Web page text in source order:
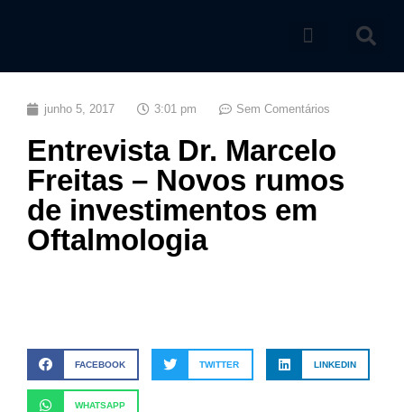
junho 5, 2017 3:01 pm Sem Comentários
Entrevista Dr. Marcelo
Freitas – Novos rumos
de investimentos em
Oftalmologia
FACEBOOK TWITTER LINKEDIN
WHATSAPP